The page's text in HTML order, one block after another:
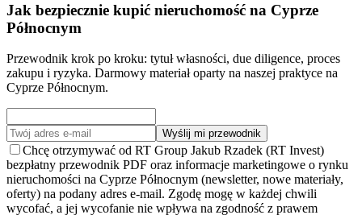
Jak bezpiecznie kupić nieruchomość na Cyprze
Północnym
Przewodnik krok po kroku: tytuł własności, due diligence, proces
zakupu i ryzyka. Darmowy materiał oparty na naszej praktyce na
Cyprze Północnym.
Wyślij mi przewodnik
Chcę otrzymywać od RT Group Jakub Rzadek (RT Invest)
bezpłatny przewodnik PDF oraz informacje marketingowe o rynku
nieruchomości na Cyprze Północnym (newsletter, nowe materiały,
oferty) na podany adres e-mail. Zgodę mogę w każdej chwili
wycofać, a jej wycofanie nie wpływa na zgodność z prawem